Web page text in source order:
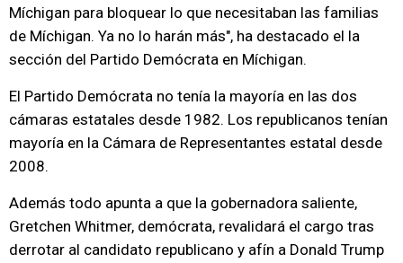
Míchigan para bloquear lo que necesitaban las familias
de Míchigan. Ya no lo harán más", ha destacado el la
sección del Partido Demócrata en Míchigan.
El Partido Demócrata no tenía la mayoría en las dos
cámaras estatales desde 1982. Los republicanos tenían
mayoría en la Cámara de Representantes estatal desde
2008.
Además todo apunta a que la gobernadora saliente,
Gretchen Whitmer, demócrata, revalidará el cargo tras
derrotar al candidato republicano y afín a Donald Trump